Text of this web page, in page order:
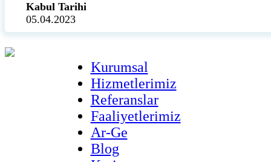
Kabul Tarihi
05.04.2023
Kurumsal
Hizmetlerimiz
Referanslar
Faaliyetlerimiz
Ar-Ge
Blog